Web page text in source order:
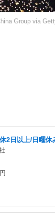
Group via
2日以上/日曜休